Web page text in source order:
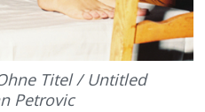
Titel / Untitled
Petrovic